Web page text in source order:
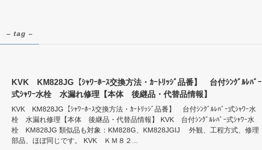
– tag –
KVK KM828JG【ｼｬﾜｰﾎｰｽ交換方法・ｶｰﾄﾘｯｼﾞ品番】 台付ｼﾝｸﾞﾙﾚﾊﾞｰ
式ｼｬﾜｰ水栓 水漏れ修理【本体 後継品・代替品情報】
KVK KM828JG【ｼｬﾜｰﾎｰｽ交換方法・ｶｰﾄﾘｯｼﾞ品番】 台付ｼﾝｸﾞﾙﾚﾊﾞｰ式ｼｬﾜｰ水
栓 水漏れ修理【本体 後継品・代替品情報】 KVK 台付ｼﾝｸﾞﾙﾚﾊﾞｰ式ｼｬﾜｰ水
栓 KM828JG 類似品も対象：KM828G、KM828JGIJ 外観、工程方式、修理
部品、ほぼ同じです。 KVK ＫＭ８２...